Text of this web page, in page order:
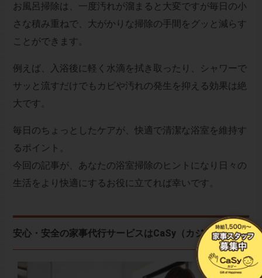
お風呂掃除は、一度汚れが溜まると大変ですが毎日の小
さな積み重ねで、大がかりな掃除の手間をグッと減らす
ことができます。
例えば、入浴後に軽く水滴を拭き取ったり、シャワーで
サッと流すだけでもカビや汚れの発生を抑える効果は絶
大です。
毎日のちょっとしたケアが、快適で清潔な浴室を維持す
るポイント。
今回の記事が、あなたの浴室掃除のヒントになり日々の
生活をより快適にするお役に立てれば幸いです。
安心・安全の家事代行サービスはCaSy（カジー）